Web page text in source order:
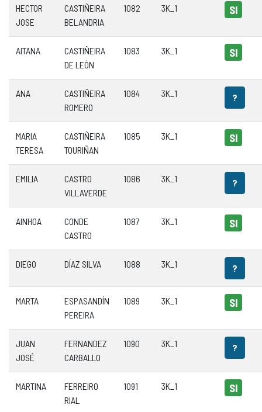
HECTOR
JOSE
CASTIÑEIRA
BELANDRIA
1082 3K_1 SI
AITANA
CASTIÑEIRA
DE LEÓN
1083 3K_1 SI
ANA
CASTIÑEIRA
ROMERO
1084 3K_1 ?
MARIA
TERESA
CASTIÑEIRA
TOURIÑAN
1085 3K_1 SI
EMILIA
CASTRO
VILLAVERDE
1086 3K_1 ?
AINHOA
CONDE
CASTRO
1087 3K_1 SI
DIEGO DÍAZ SILVA 1088 3K_1 ?
MARTA
ESPASANDÍN
PEREIRA
1089 3K_1 SI
JUAN
JOSÉ
FERNANDEZ
CARBALLO
1090 3K_1 ?
MARTINA
FERREIRO
RIAL
1091 3K_1 SI